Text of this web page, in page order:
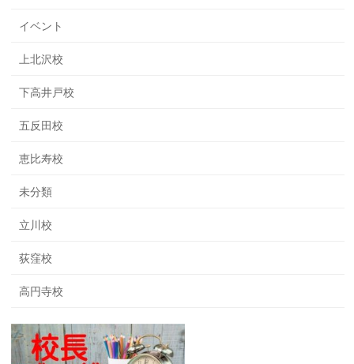
イベント
上北沢校
下高井戸校
五反田校
恵比寿校
未分類
立川校
荻窪校
高円寺校